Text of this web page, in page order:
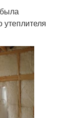
утеплителя